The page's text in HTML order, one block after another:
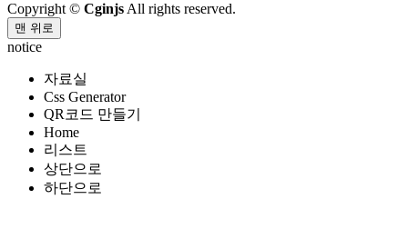
Copyright © Cginjs All rights reserved.
맨 위로
notice
자료실
Css Generator
QR코드 만들기
Home
리스트
상단으로
하단으로